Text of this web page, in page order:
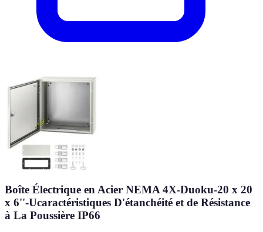
Boîte Électrique en Acier NEMA 4X-Duoku-20 x 20
x 6''-Ucaractéristiques D'étanchéité et de Résistance
à La Poussière IP66